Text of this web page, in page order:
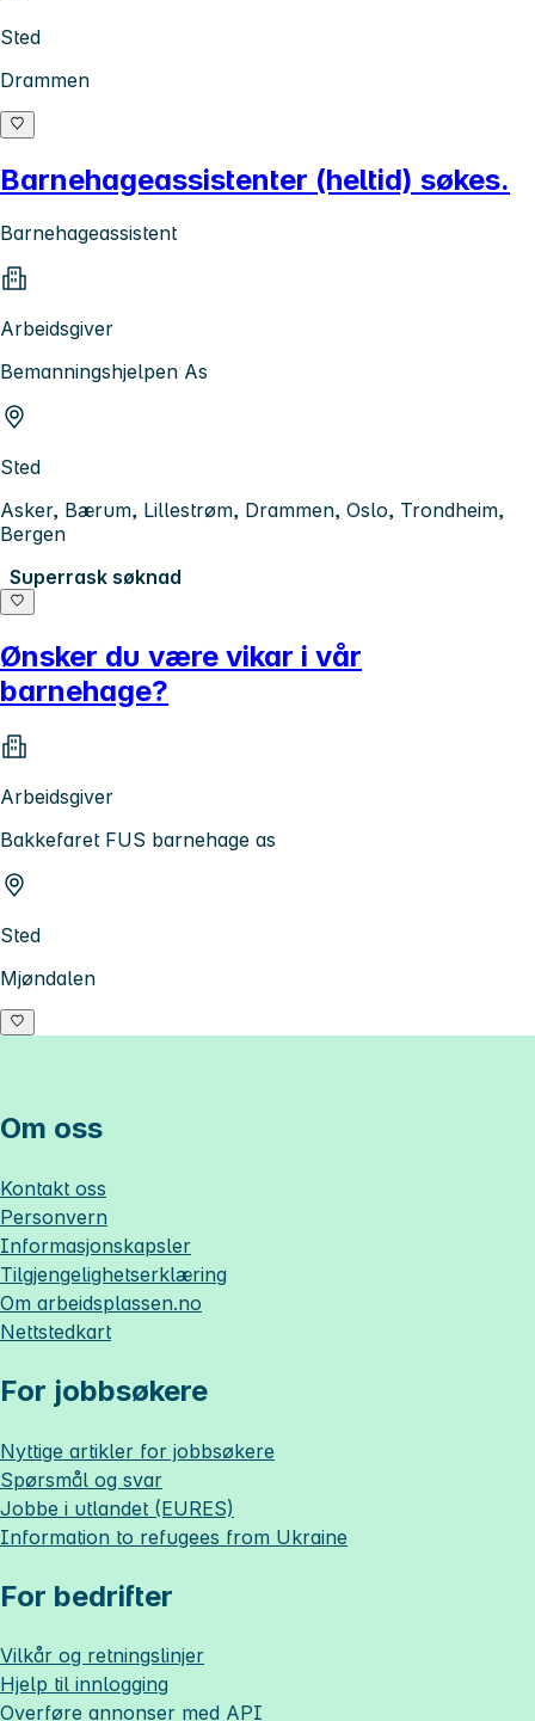
Sted
Drammen
Barnehageassistenter (heltid) søkes.
Barnehageassistent
Arbeidsgiver
Bemanningshjelpen As
Sted
Asker, Bærum, Lillestrøm, Drammen, Oslo, Trondheim,
Bergen
Superrask søknad
Ønsker du være vikar i vår
barnehage?
Arbeidsgiver
Bakkefaret FUS barnehage as
Sted
Mjøndalen
Om oss
Kontakt oss
Personvern
Informasjonskapsler
Tilgjengelighetserklæring
Om arbeidsplassen.no
Nettstedkart
For jobbsøkere
Nyttige artikler for jobbsøkere
Spørsmål og svar
Jobbe i utlandet (EURES)
Information to refugees from Ukraine
For bedrifter
Vilkår og retningslinjer
Hjelp til innlogging
Overføre annonser med API